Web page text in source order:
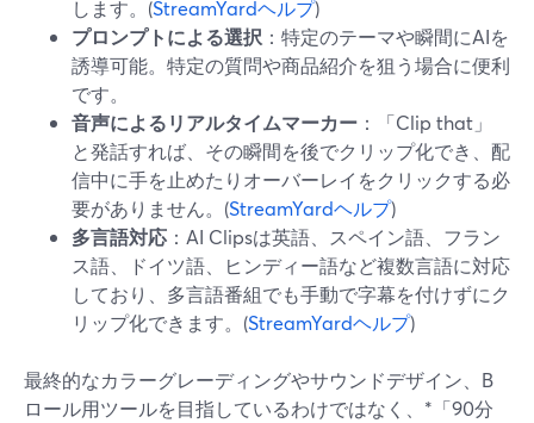
します。(StreamYardヘルプ)
プロンプトによる選択 ：特定のテーマや瞬間にAIを
誘導可能。特定の質問や商品紹介を狙う場合に便利
です。
音声によるリアルタイムマーカー ：「Clip that」
と発話すれば、その瞬間を後でクリップ化でき、配
信中に手を止めたりオーバーレイをクリックする必
要がありません。(StreamYardヘルプ)
多言語対応 ：AI Clipsは英語、スペイン語、フラン
ス語、ドイツ語、ヒンディー語など複数言語に対応
しており、多言語番組でも手動で字幕を付けずにク
リップ化できます。(StreamYardヘルプ)
最終的なカラーグレーディングやサウンドデザイン、B
ロール用ツールを目指しているわけではなく、*「90分